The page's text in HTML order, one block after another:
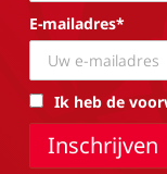
E-mailadres*
Ik heb de